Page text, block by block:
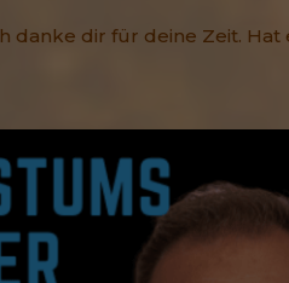
danke dir für deine Zeit.